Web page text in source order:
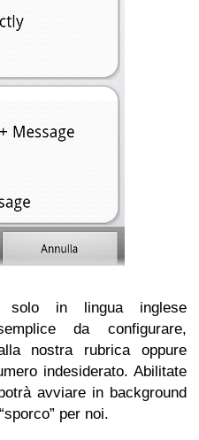
solo in lingua inglese
da configurare,
nostra rubrica oppure
indesiderato. Abilitate
avviare in background
per noi.